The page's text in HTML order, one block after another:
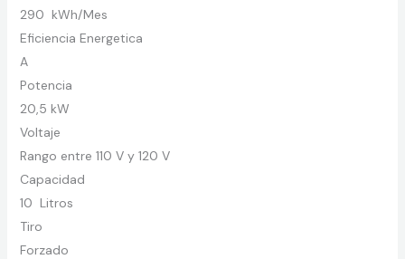
290 kWh/Mes
Eficiencia Energetica
A
Potencia
20,5 kW
Voltaje
Rango entre 110 V y 120 V
Capacidad
10 Litros
Tiro
Forzado